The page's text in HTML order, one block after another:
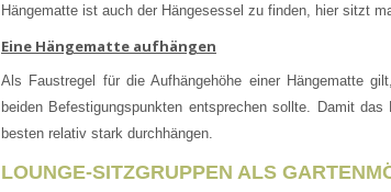
Hängematte ist auch der Hängesessel zu finden, hier sitzt
Eine Hängematte aufhängen
Als Faustregel für die Aufhängehöhe einer Hängematte
beiden Befestigungspunkten entsprechen sollte. Damit
besten relativ stark durchhängen.
LOUNGE-SITZGRUPPEN ALS